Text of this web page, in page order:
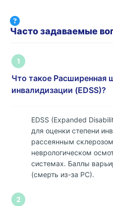
Часто задаваемые
1
Что такое Расширенная
инвалидизации (EDSS)?
EDSS (Expanded
для оценки степени
рассеянным
неврологическом
системах. Баллы
(смерть из-за РС).
2